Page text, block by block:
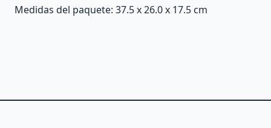
Medidas del paquete: 37.5 x 26.0 x 17.5 cm